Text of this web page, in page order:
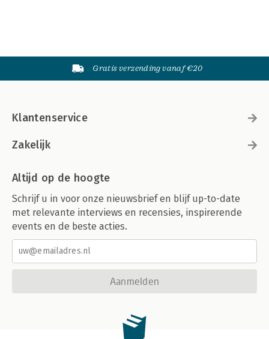
Gratis verzending vanaf €20
Klantenservice
Zakelijk
Altijd op de hoogte
Schrijf u in voor onze nieuwsbrief en blijf up-to-date
met relevante interviews en recensies, inspirerende
events en de beste acties.
Aanmelden